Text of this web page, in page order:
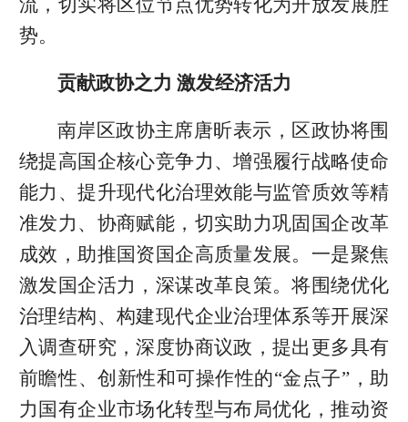
流，切实将区位节点优势转化为开放发展胜
势。
贡献政协之力 激发经济活力
南岸区政协主席唐昕表示，区政协将围
绕提高国企核心竞争力、增强履行战略使命
能力、提升现代化治理效能与监管质效等精
准发力、协商赋能，切实助力巩固国企改革
成效，助推国资国企高质量发展。一是聚焦
激发国企活力，深谋改革良策。将围绕优化
治理结构、构建现代企业治理体系等开展深
入调查研究，深度协商议政，提出更多具有
前瞻性、创新性和可操作性的“金点子”，助
力国有企业市场化转型与布局优化，推动资